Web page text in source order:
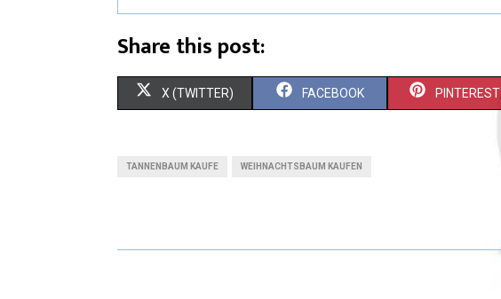
Share this post:
X (TWITTER) FACEBOOK PINTEREST
TANNENBAUM KAUFE WEIHNACHTSBAUM KAUFEN